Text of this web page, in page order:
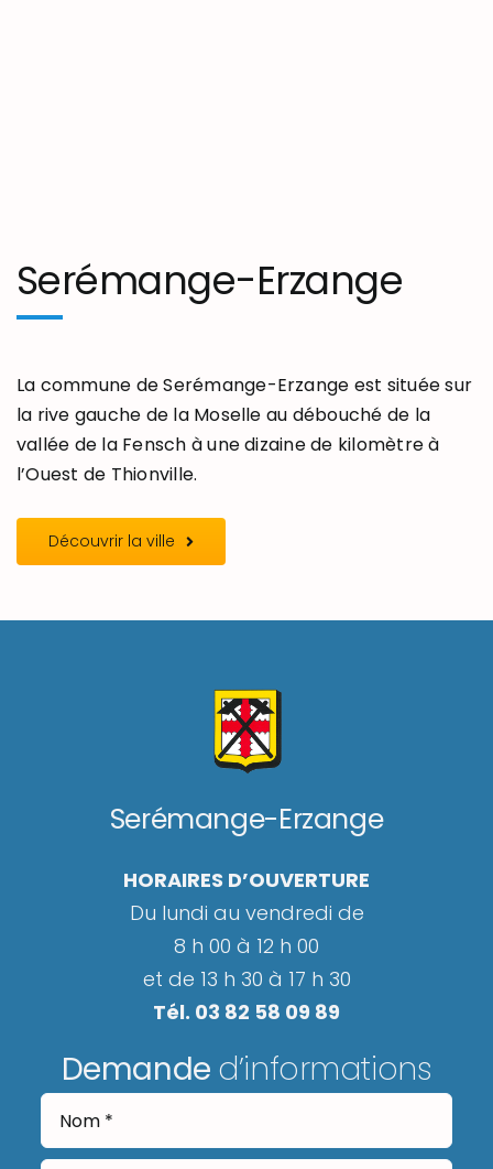
Serémange-Erzange
La commune de Serémange-Erzange est située sur
la rive gauche de la Moselle au débouché de la
vallée de la Fensch à une dizaine de kilomètre à
l’Ouest de Thionville.
Découvrir la ville
Serémange-Erzange
HORAIRES D’OUVERTURE
Du lundi au vendredi de
8 h 00 à 12 h 00
et de 13 h 30 à 17 h 30
Tél. 03 82 58 09 89
Demande d’informations